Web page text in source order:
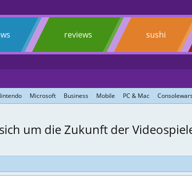
reviews sushi
Microsoft Business Mobile PC & Mac
um die Zukunft der